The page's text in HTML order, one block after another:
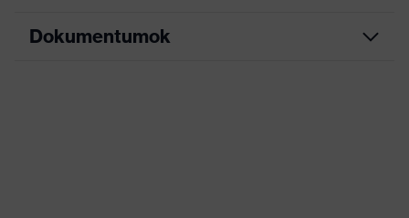
Keresőszín
Dokumentumok